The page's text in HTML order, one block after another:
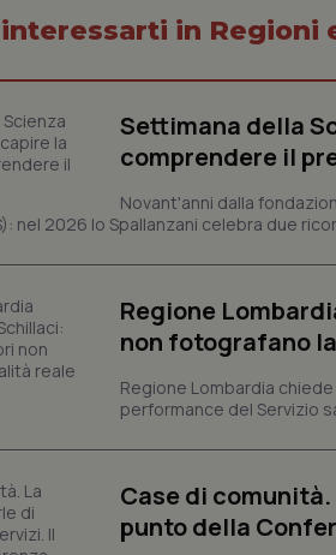
in Regioni
Settimana della
comprendere il
Novant'anni dalla
nel 2026 lo Spallanzani celebra due
Regione
non fotografano
Regione Lombardia
performance del Servizio
Case di
punto della
I cookie necessari
Nome
tracking-sites-
tracking-enable